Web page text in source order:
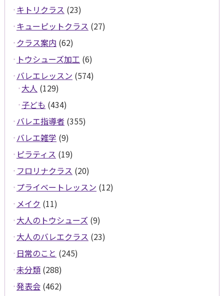
キトリクラス (23)
キューピットクラス (27)
クラス案内 (62)
トウシューズ加工 (6)
バレエレッスン (574)
大人 (129)
子ども (434)
バレエ指導者 (355)
バレエ雑学 (9)
ピラティス (19)
フロリナクラス (20)
プライベートレッスン (12)
メイク (11)
大人のトウシューズ (9)
大人のバレエクラス (23)
日常のこと (245)
未分類(288)
発表会(462)